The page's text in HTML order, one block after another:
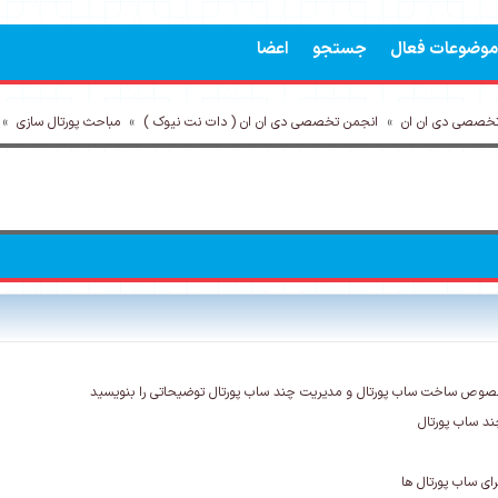
موضوعات فعال جستجو اعضا
دی ان ان » انجمن تخصصی دی ان ان ( دات نت نیوک ) » مباحث پورتال سازی
ساخت ساب پورتال و مدیریت چند ساب پورتال توضیحاتی را بنویسید
ساب پورتال
ساب پورتال ها